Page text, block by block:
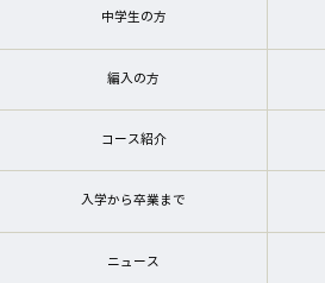
中学生の方
編入の方
コース紹介
入学から卒業まで
ニュース